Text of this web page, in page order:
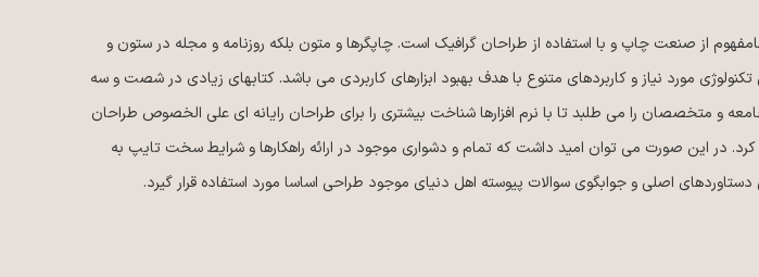
از صنعت چاپ و با استفاده از طراحان گرافیک است. چاپگرها و متون بلکه روزنامه و مجله در ستون و
مورد نیاز و کاربردهای متنوع با هدف بهبود ابزارهای کاربردی می باشد. کتابهای زیادی در شصت و سه
و متخصصان را می طلبد تا با نرم افزارها شناخت بیشتری را برای طراحان رایانه ای علی الخصوص طراحان
در این صورت می توان امید داشت که تمام و دشواری موجود در ارائه راهکارها و شرایط سخت تایپ به
اصلی و جوابگوی سوالات پیوسته اهل دنیای موجود طراحی اساسا مورد استفاده قرار گیرد.